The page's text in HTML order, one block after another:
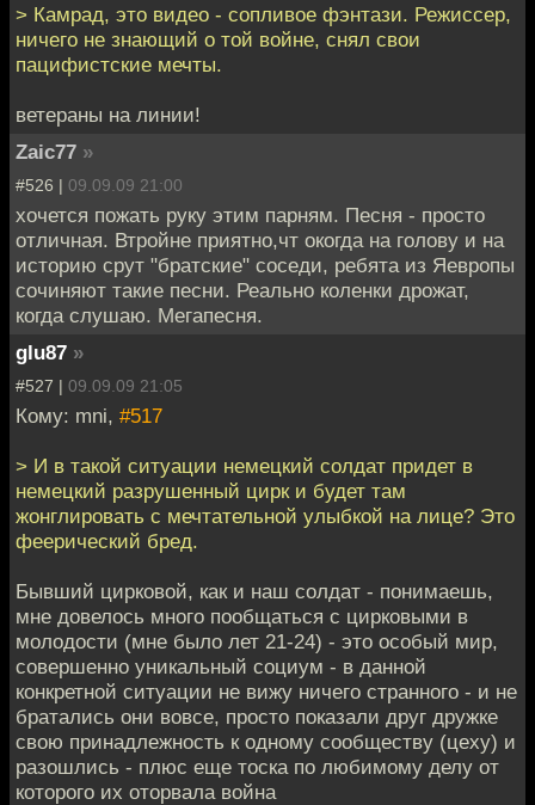
> Камрад, это видео - сопливое фэнтази. Режиссер,
ничего не знающий о той войне, снял свои
пацифистские мечты.
ветераны на линии!
Zaic77 »
#526 | 09.09.09 21:00
хочется пожать руку этим парням. Песня - просто
отличная. Втройне приятно,чт окогда на голову и на
историю срут "братские" соседи, ребята из Яевропы
сочиняют такие песни. Реально коленки дрожат,
когда слушаю. Мегапесня.
glu87 »
#527 | 09.09.09 21:05
Кому: mni, #517
> И в такой ситуации немецкий солдат придет в
немецкий разрушенный цирк и будет там
жонглировать с мечтательной улыбкой на лице? Это
феерический бред.
Бывший цирковой, как и наш солдат - понимаешь,
мне довелось много пообщаться с цирковыми в
молодости (мне было лет 21-24) - это особый мир,
совершенно уникальный социум - в данной
конкретной ситуации не вижу ничего странного - и не
братались они вовсе, просто показали друг дружке
свою принадлежность к одному сообществу (цеху) и
разошлись - плюс еще тоска по любимому делу от
которого их оторвала война